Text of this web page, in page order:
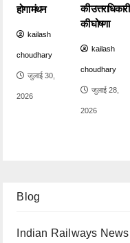
होगा मंथन
kailash
choudhary
जुलाई 30,
2026
की उत्तराधिकारी
की घोषणा
kailash
choudhary
जुलाई 28,
2026
Blog
Indian Railways News